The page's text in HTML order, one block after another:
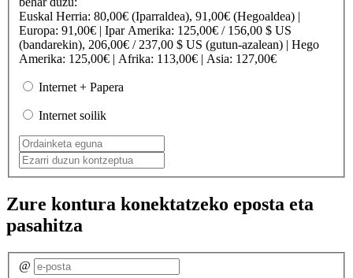
Euskal Herria: 80,00€ (Iparraldea), 91,00€ (Hegoaldea) |
Europa: 91,00€ | Ipar Amerika: 125,00€ / 156,00 $ US
(bandarekin), 206,00€ / 237,00 $ US (gutun-azalean) | Hego
Amerika: 125,00€ | Afrika: 113,00€ | Asia: 127,00€
Internet + Papera
Internet soilik
Zure kontura konektatzeko eposta eta
pasahitza
@